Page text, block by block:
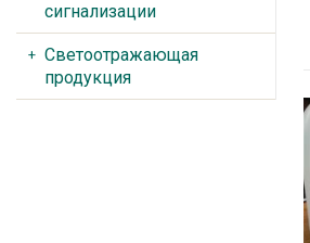
сигнализации
Светоотражающая
продукция